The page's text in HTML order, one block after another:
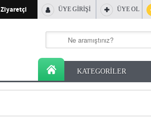
ÜYE OL
ÜYE GİRİŞİ
Ziyaretçi
KATEGORİLER